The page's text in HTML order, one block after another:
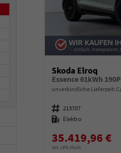
Skoda Elroq
Essence 61kWh
unverbindliche Lieferzeit:
Fahrzeugnummer 213707
Kraftstoff Elektro
35.419,96 €
incl. 19% MwSt.